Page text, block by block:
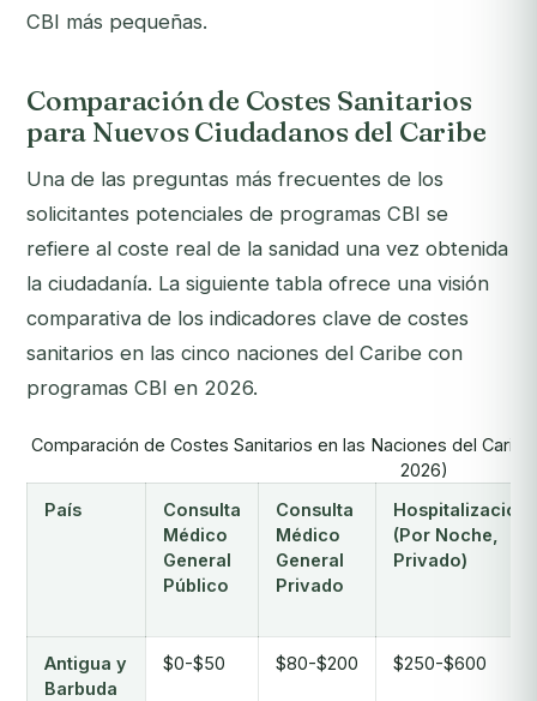
CBI más pequeñas.
Comparación de Costes Sanitarios
para Nuevos Ciudadanos del Caribe
Una de las preguntas más frecuentes de los
solicitantes potenciales de programas CBI se
refiere al coste real de la sanidad una vez obtenida
la ciudadanía. La siguiente tabla ofrece una visión
comparativa de los indicadores clave de costes
sanitarios en las cinco naciones del Caribe con
programas CBI en 2026.
Comparación de Costes Sanitarios en las Naciones del
2026)
País
Consulta
Médico
General
Público
Consulta
Médico
General
Privado
Hospitalización
(Por Noche,
Privado)
Antigua y
Barbuda
$0-$50 $80-$200 $250-$600